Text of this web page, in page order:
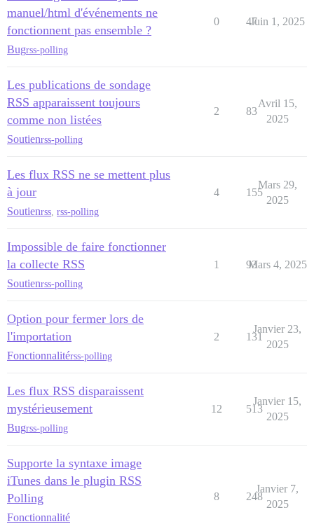
manuel/html d'événements ne
fonctionnent pas ensemble ?
Bugrss-polling
0 47
Juin 1, 2025
Les publications de sondage
RSS apparaissent toujours
comme non listées
Soutienrss-polling
2 83
Avril 15,
2025
Les flux RSS ne se mettent plus
à jour
Soutienrss rss-polling
4 155
Mars 29,
2025
Impossible de faire fonctionner
la collecte RSS
Soutienrss-polling
1 93
Mars 4, 2025
Option pour fermer lors de
l'importation
Fonctionnalitérss-polling
2 131
Janvier 23,
2025
Les flux RSS disparaissent
mystérieusement
Bugrss-polling
12 513
Janvier 15,
2025
Supporte la syntaxe image
iTunes dans le plugin RSS
Polling
Fonctionnalité
8 248
Janvier 7,
2025